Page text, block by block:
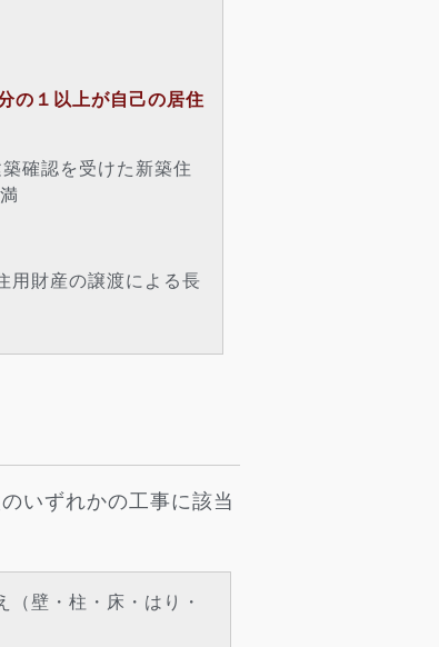
の１以上が自己の居住
確認を受けた新築住
用財産の譲渡による長
いずれかの工事に該当
壁・柱・床・はり・